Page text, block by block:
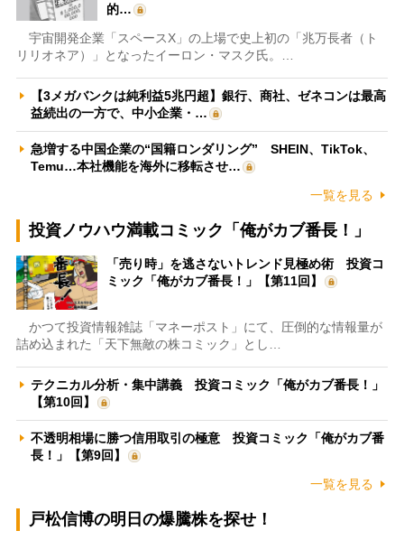
的…
宇宙開発企業「スペースX」の上場で史上初の「兆万長者（ト
リリオネア）」となったイーロン・マスク氏。…
【3メガバンクは純利益5兆円超】銀行、商社、ゼネコンは最高
益続出の一方で、中小企業・…
急増する中国企業の“国籍ロンダリング” SHEIN、TikTok、
Temu…本社機能を海外に移転させ…
一覧を見る
投資ノウハウ満載コミック「俺がカブ番長！」
「売り時」を逃さないトレンド見極め術 投資コ
ミック「俺がカブ番長！」【第11回】
かつて投資情報雑誌「マネーポスト」にて、圧倒的な情報量が
詰め込まれた「天下無敵の株コミック」とし…
テクニカル分析・集中講義 投資コミック「俺がカブ番長！」
【第10回】
不透明相場に勝つ信用取引の極意 投資コミック「俺がカブ番
長！」【第9回】
一覧を見る
戸松信博の明日の爆騰株を探せ！